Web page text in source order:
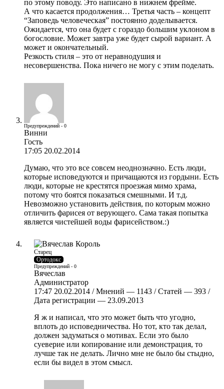
по этому поводу. Это написано в нижнем фрейме.
А что касается продолжения… Третья часть – концепт
“Заповедь человеческая” постоянно доделывается.
Ожидается, что она будет с гораздо большим уклоном в
богословие. Может завтра уже будет сырой вариант. А
может и окончательный.
Резкость стиля – это от неравнодушия и
несовершенства. Пока ничего не могу с этим поделать.
Предупреждений - 0
Винни
Гость
17:05 20.02.2014
Думаю, что это все совсем неоднозначно. Есть люди,
которые исповедуются и причащаются из гордыни. Есть
люди, которые не крестятся проезжая мимо храма,
потому что боятся показаться смешными. И т.д.
Невозможно установить действия, по которым можно
отличить фарисея от верующего. Сама такая попытка
является чистейшей воды фарисейством.:)
Старец
Ортодокс
Предупреждений - 0
Вячеслав
Администратор
17:47 20.02.2014 / Мнений — 1143 / Статей — 393 /
Дата регистрации — 23.09.2013
Я ж и написал, что это может быть что угодно,
вплоть до исповедничества. Но тот, кто так делал,
должен задуматься о мотивах. Если это было
суеверие или копирование или демонстрация, то
лучше так не делать. Лично мне не было бы стыдно,
если бы видел в этом смысл.